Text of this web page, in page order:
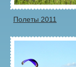
Полеты 2011